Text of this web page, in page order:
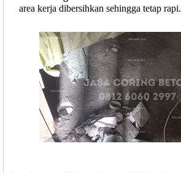
area kerja dibersihkan sehingga tetap rapi.